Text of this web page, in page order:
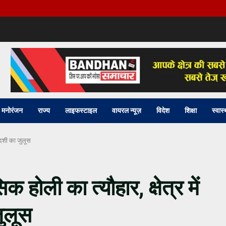
मनोरंजन राज्य लाइफस्टाइल वायरल न्यूज़ विदेश शिक्षा
का जुलूस
होली का त्यौहार, क्षेत्र में